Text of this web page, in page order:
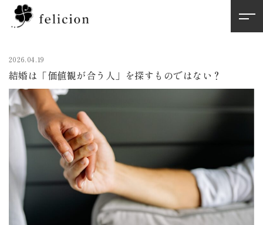
2026.04.19
結婚は「価値観が合う人」を探すものではない？